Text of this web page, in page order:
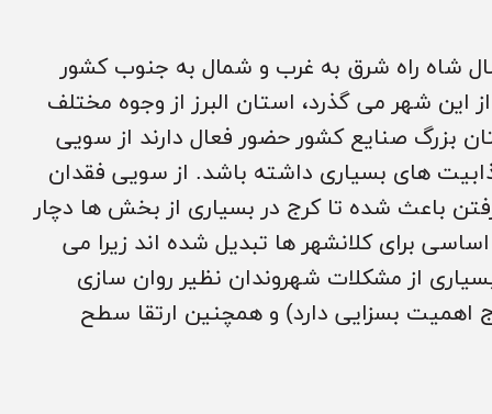
شاه راه شرق به غرب و شمال به جنوب کشور
این شهر می گذرد، استان البرز از وجوه مختلف
بزرگ صنایع کشور حضور فعال دارند از سویی
های بسیاری داشته باشد. از سویی فقدان
باعث شده تا کرج در بسیاری از بخش ها دچار
برای کلانشهر ها تبدیل شده اند زیرا می
از مشکلات شهروندان نظیر روان سازی
اهمیت بسزایی دارد) و همچنین ارتقا سطح